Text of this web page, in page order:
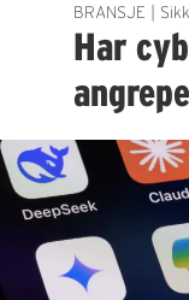
BRANSJE |
Har